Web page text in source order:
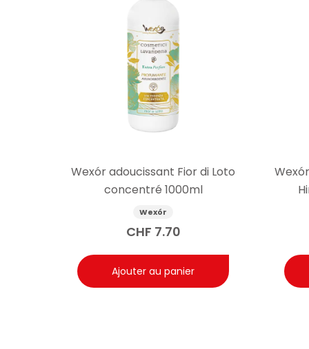
Wexór adoucissant Fior di Loto
concentré 1000ml
Wexór
CHF 7.70
Ajouter au panier